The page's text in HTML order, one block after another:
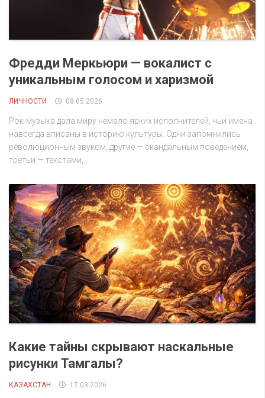
Фредди Меркьюри — вокалист с
уникальным голосом и харизмой
ЛИЧНОСТИ 08.05.2026
Рок-музыка дала миру немало ярких исполнителей, чьи имена
навсегда вписаны в историю культуры. Одни запомнились
революционным звуком, другие — скандальным поведением,
третьи — текстами,...
Какие тайны скрывают наскальные
рисунки Тамгалы?
КАЗАХСТАН 17.03.2026